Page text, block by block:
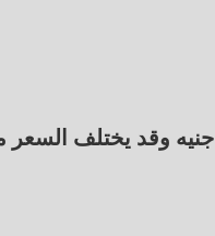
وهبط سعر الجنيه الذهب إلى